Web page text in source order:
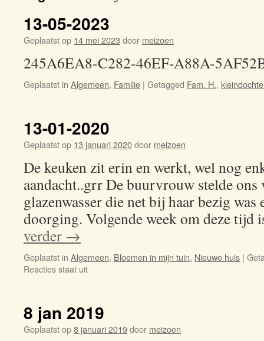
13-05-2023
Geplaatst op 14 mei 2023door meizoen
245A6EA8-C282-46EF-A88A-
Geplaatst in Algemeen, Familie | Getagged Fam. H.,
13-01-2020
Geplaatst op 13 januari 2020door meizoen
De keuken zit erin en werkt, wel nog
aandacht..grr De buurvrouw stelde ons
glazenwasser die net bij haar bezig was
doorging. Volgende week om deze
verder →
Geplaatst in Algemeen, Bloemen in mijn tuin, Nieuwe huis |
Reacties staat uit
8 jan 2019
Geplaatst op8 januari 2019door meizoen